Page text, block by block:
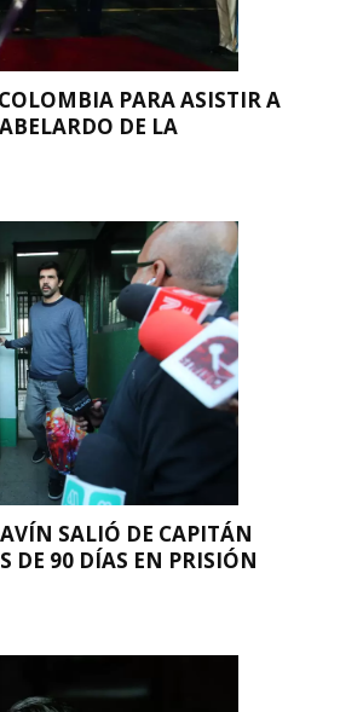
PARA ASISTIR A
DE LA
SALIÓ DE CAPITÁN
DE 90 DÍAS EN PRISIÓN